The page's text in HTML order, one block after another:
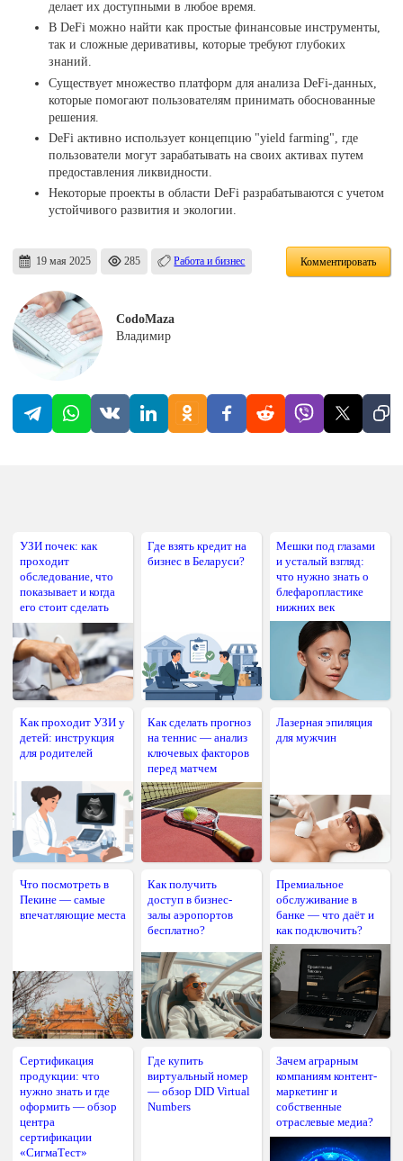
делает их доступными в любое время.
В DeFi можно найти как простые финансовые инструменты,
так и сложные деривативы, которые требуют глубоких
знаний.
Существует множество платформ для анализа DeFi-данных,
которые помогают пользователям принимать обоснованные
решения.
DeFi активно использует концепцию "yield farming", где
пользователи могут зарабатывать на своих активах путем
предоставления ликвидности.
Некоторые проекты в области DeFi разрабатываются с учетом
устойчивого развития и экологии.
19 мая 2025 285 Работа и бизнес Комментировать
CodoMaza
Владимир
УЗИ почек: как
проходит
обследование, что
показывает и когда
его стоит сделать
Где взять кредит на
бизнес в Беларуси?
Мешки под глазами
и усталый взгляд:
что нужно знать о
блефаропластике
нижних век
Как проходит УЗИ у
детей: инструкция
для родителей
Как сделать прогноз
на теннис — анализ
ключевых факторов
перед матчем
Лазерная эпиляция
для мужчин
Что посмотреть в
Пекине — самые
впечатляющие места
Как получить
доступ в бизнес-
залы аэропортов
бесплатно?
Премиальное
обслуживание в
банке — что даёт и
как подключить?
Сертификация
продукции: что
нужно знать и где
оформить — обзор
центра
сертификации
«СигмаТест»
Где купить
виртуальный номер
— обзор DID Virtual
Numbers
Зачем аграрным
компаниям контент-
маркетинг и
собственные
отраслевые медиа?